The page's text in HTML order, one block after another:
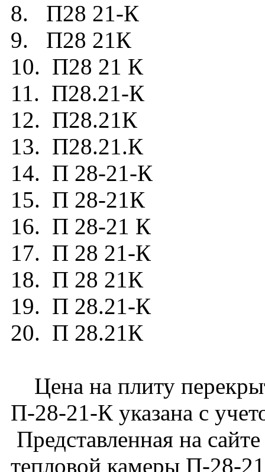
8. П28 21-К
9. П28 21К
10. П28 21 К
11. П28.21-К
12. П28.21К
13. П28.21.К
14. П 28-21-К
15. П 28-21К
16. П 28-21 К
17. П 28 21-К
18. П 28 21К
19. П 28.21-К
20. П 28.21К
Цена на плиту
П-28-21-К указана с
Представленная на
тепловой камеры П-28-